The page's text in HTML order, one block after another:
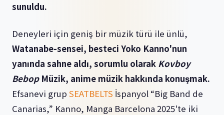
sunuldu.
Deneyleri için geniş bir müzik türü ile ünlü,
Watanabe-sensei, besteci Yoko Kanno'nun
yanında sahne aldı, sorumlu olarak Kovboy
BebopMüzik, anime müzik hakkında konuşmak.
Efsanevi grup SEATBELTS İspanyol “Big Band de
Canarias,” Kanno, Manga Barcelona 2025'te iki